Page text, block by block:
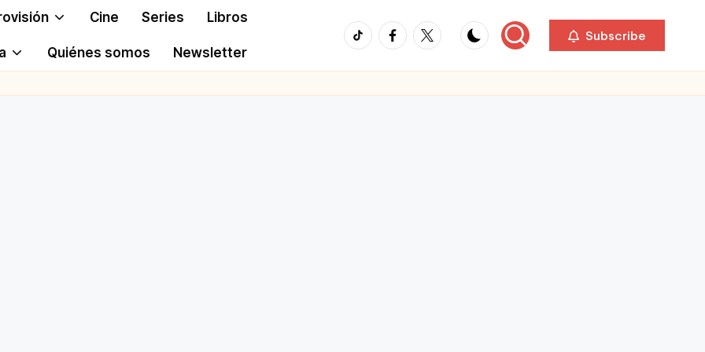
Cine Series Libros
Quiénes somos Newsletter
TikTokFacebook
Twitter Subscribe